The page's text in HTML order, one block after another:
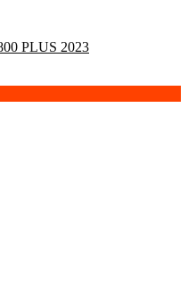
PLUS 2023